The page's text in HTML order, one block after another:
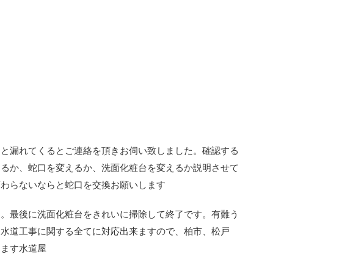
漏れてくるとご連絡を頂きお伺い致しました。確認する
か、蛇口を変えるか、洗面化粧台を変えるか説明させて
らないならと蛇口を交換お願いします
最後に洗面化粧台をきれいに掃除して終了です。有難う
道工事に関する全てに対応出来ますので、柏市、松戸
す水道屋